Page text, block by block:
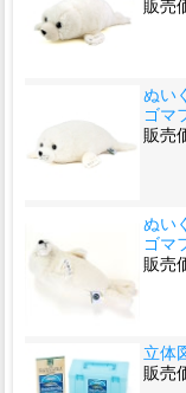
販売
ぬい
ゴマ
販売
ぬい
ゴマ
販売
立体
販売